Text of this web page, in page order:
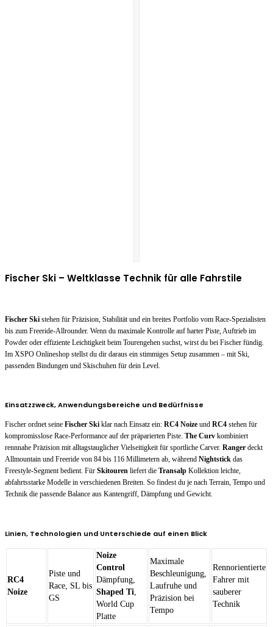
Fischer Ski – Weltklasse Technik für alle Fahrstile
Fischer Ski stehen für Präzision, Stabilität und ein breites Portfolio vom Race-Spezialisten
bis zum Freeride-Allrounder. Wenn du maximale Kontrolle auf harter Piste, Auftrieb im
Powder oder effiziente Leichtigkeit beim Tourengehen suchst, wirst du bei Fischer fündig.
Im XSPO Onlineshop stellst du dir daraus ein stimmiges Setup zusammen – mit Ski,
passenden Bindungen und Skischuhen für dein Level.
Einsatzzweck, Anwendungsbereiche und Bedürfnisse
Fischer ordnet seine Fischer Ski klar nach Einsatz ein: RC4 Noize und RC4 stehen für
kompromisslose Race-Performance auf der präparierten Piste. The Curv kombiniert
rennnahe Präzision mit alltagstauglicher Vielseitigkeit für sportliche Carver. Ranger deckt
Allmountain und Freeride von 84 bis 116 Millimetern ab, während Nightstick das
Freestyle-Segment bedient. Für Skitouren liefert die Transalp Kollektion leichte,
abfahrtsstarke Modelle in verschiedenen Breiten. So findest du je nach Terrain, Tempo und
Technik die passende Balance aus Kantengriff, Dämpfung und Gewicht.
Linien, Technologien und Unterschiede auf einen Blick
RC4
Noize
Piste und
Race, SL bis
GS
Noize
Control
Dämpfung,
Shaped Ti,
World Cup
Platte
Maximale
Beschleunigung,
Laufruhe und
Präzision bei
Tempo
Rennorientierte
Fahrer mit
sauberer
Technik